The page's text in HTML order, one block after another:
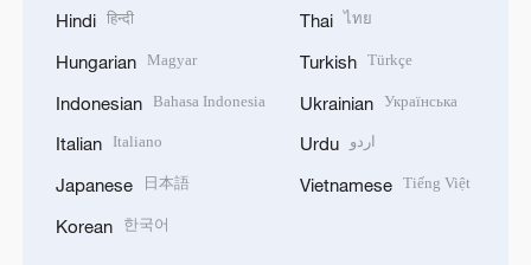
Hindi हिन्दी
Hungarian Magyar
Indonesian Bahasa Indonesia
Italian Italiano
Japanese 日本語
Korean 한국어
Thai ไทย
Turkish Türkçe
Ukrainian Українська
Urdu اردو
Vietnamese Tiếng Việt